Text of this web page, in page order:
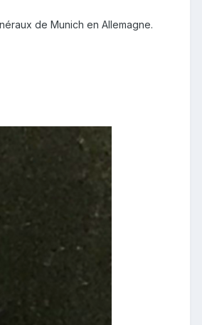
de Munich en Allemagne.